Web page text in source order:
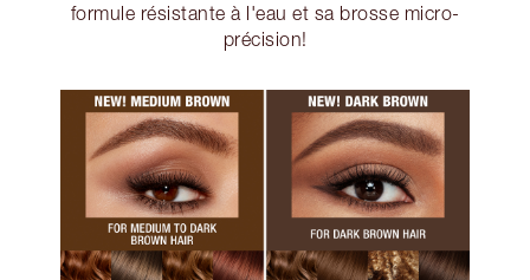
formule résistante à l'eau et sa brosse micro-
précision!